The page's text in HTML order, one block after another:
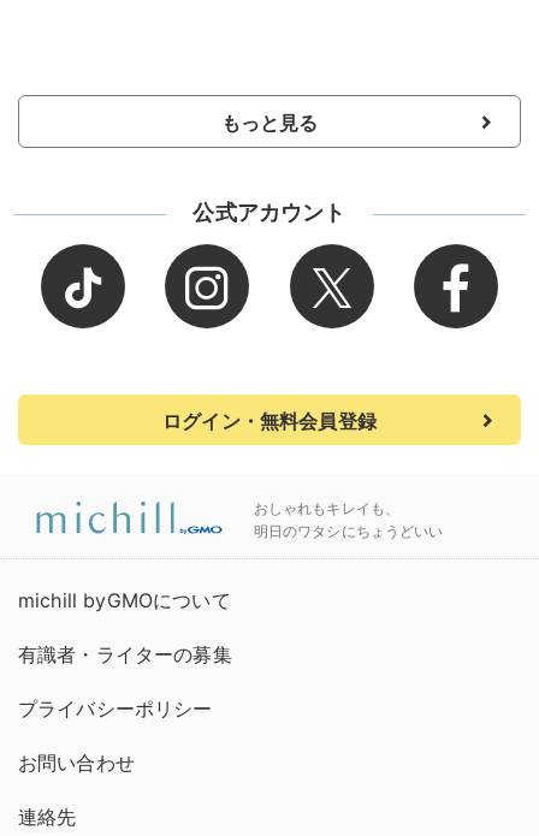
もっと見る
公式アカウント
ログイン・無料会員登録
おしゃれもキレイも、
明日のワタシにちょうどいい
michill byGMOについて
有識者・ライターの募集
プライバシーポリシー
お問い合わせ
連絡先